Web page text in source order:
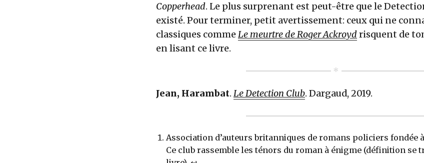
Copperhead. Le plus surprenant est peut-être que le
existé. Pour terminer, petit avertissement: ceux qui ne
classiques commeLe meurtre de Roger Ackroydrisquent de
en lisant ce livre.
Jean, Harambat. Le Detection Club. Dargaud, 2019.
Association d’auteurs britanniques de romans policiers fondée
Ce club rassemble les ténors du roman à énigme (définition se